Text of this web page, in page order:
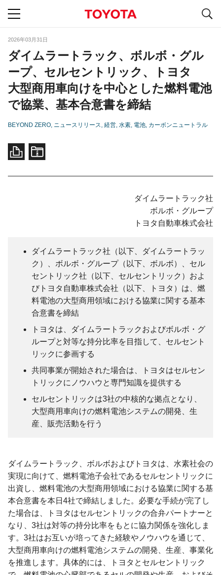
2026年03月31日
ダイムラートラック、ボルボ・グル
ープ、セルセントリック、トヨタ
大型商用車向けを中心とした燃料電池
で協業、基本合意書を締結
BEYOND ZERO ニュースリリース 経営 水素 電池 カーボンニュートラル
ダイムラートラック社
ボルボ・グループ
トヨタ自動車株式会社
ダイムラートラック社（以下、ダイムラートラッ
ク）、ボルボ・グループ（以下、ボルボ）、セル
セントリック社（以下、セルセントリック）およ
びトヨタ自動車株式会社（以下、トヨタ）は、燃
料電池の大型商用領域における協業に関する基本
合意書を締結
トヨタは、ダイムラートラックおよびボルボ・グ
ループと対等な持分比率を目指して、セルセント
リックに参画する
共同事業が開始された場合は、トヨタはセルセン
トリックにノウハウと専門知識を提供する
セルセントリックは3社の中核的な拠点となり、
大型商用車向けの燃料電池システムの開発、生
産、販売活動を行う
ダイムラートラック、ボルボおよびトヨタは、水素社会の
実現に向けて、燃料電池子会社であるセルセントリックに
出資し、燃料電池の大型商用領域における協業に関する基
本合意書を本日4社で締結しました。必要な手続が完了し
た場合は、トヨタはセルセントリックの合弁パートナーと
なり、3社は対等の持分比率をもとに協力関係を強化しま
す。3社はお互いが培ってきた経験やノウハウを通じて、
大型商用車向けの燃料電池システムの開発、生産、事業化
を推進します。具体的には、トヨタとセルセントリック